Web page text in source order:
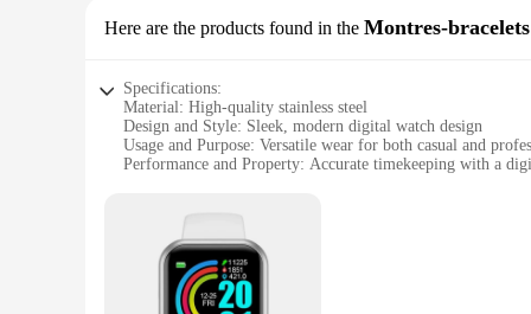
Here are the products found in the Montres-
Specifications:
Material: High-quality stainless steel
Design and Style: Sleek, modern digital watch design
Usage and Purpose: Versatile wear for both casual and
Performance and Property: Accurate timekeeping with a
Features:
**Elegant and Functional Timepiece**
The montre connecter is a testament to the blend of
aesthetic make it a versatile accessory that can be worn